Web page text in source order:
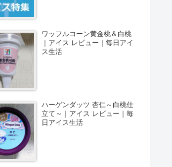
ワッフルコーン黄金桃＆白桃
｜アイス レビュー｜毎日アイ
ス生活
ハーゲンダッツ 杏仁～白桃仕
立て～｜アイス レビュー｜毎
日アイス生活